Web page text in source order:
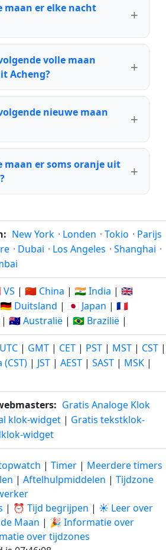
maan er elke nacht
volle maan
Acheng?
nieuwe maan
maan er soms oranje uit
New York · Londen · Tokio · Parijs
· Dubai · Los Angeles · Shanghai ·
| 🇨🇳 China | 🇮🇳 India | 🇬🇧
🇩🇪 Duitsland | 🇯🇵 Japan | 🇫🇷
| 🇦🇺 Australië | 🇧🇷 Brazilië |
UTC | GMT | CET | PST | MST | CST |
(CST) | JST | AEST | SAST | MSK |
Gratis Analoge Klok
klok-widget | Gratis tekstklok-
widget
| Timer | Meerdere timers
| Aftelhulpmiddelen | Tijdzone
| ⏰ Tijd begrijpen | ☀️ Leer over
Maan | 🎉 Informatie over
over tijdzones